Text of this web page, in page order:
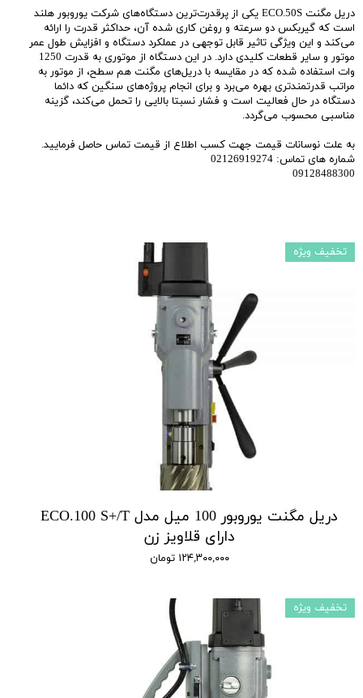
دریل مگنت ECO.50S یکی از پرقدرت‌ترین دستگاه‌های شرکت یوروبور هلند
است که گیربکس دو سرعته و روغن کاری شده آن، حداکثر قدرت را ارائه
می‌کند و این ویژگی تاثیر قابل توجهی در عملکرد دستگاه و افزایش طول عمر
موتور و سایر قطعات کلیدی دارد. در این دستگاه از موتوری به قدرت 1250
وات استفاده شده که در مقایسه با دریل‌های مگنت هم سطح، از موتور به
مراتب قدرتمندتری بهره می‌برد و برای انجام پروژه‌های سنگین که دائما
دستگاه در حال فعالیت است و فشار نسبتا بالایی را تحمل می‌کند، گزینه
مناسبی محسوب می‌گردد.
به علت نوسانات قیمت جهت کسب اطلاع از قیمت تماس حاصل فرمایید.
شماره های تماس: 02126919274
09128488300
دریل مگنت یوروبور 100 میل مدل ECO.100 S+/T
دارای قلاویز زن
۱۲۴,۳۰۰,۰۰۰ تومان
تخفیف ویژه
تخفیف ویژه